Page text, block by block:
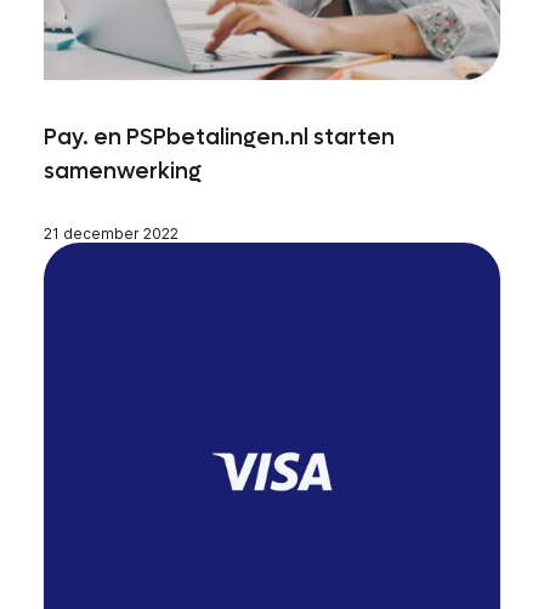
Pay. en PSPbetalingen.nl starten
samenwerking
21 december 2022